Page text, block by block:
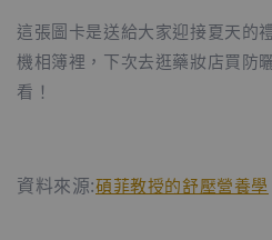
這張圖卡是送給大家迎接夏天的
機相簿裡，下次去逛藥妝店買防
看！
資料來源:碩菲教授的舒壓營養學